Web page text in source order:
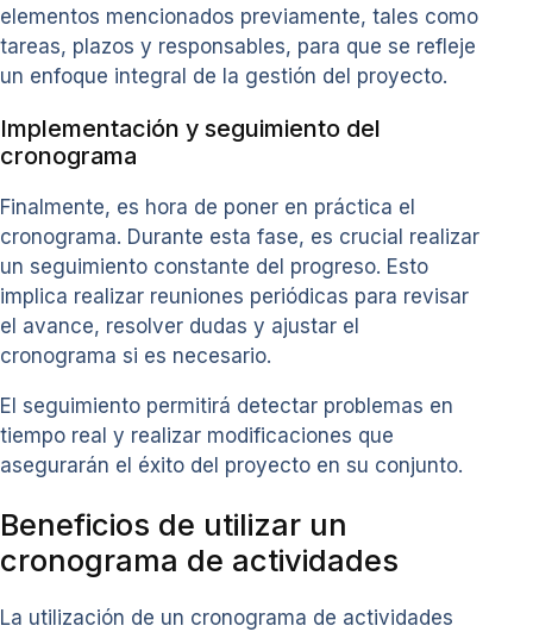
elementos mencionados previamente, tales como
tareas, plazos y responsables, para que se refleje
un enfoque integral de la gestión del proyecto.
Implementación y seguimiento del
cronograma
Finalmente, es hora de poner en práctica el
cronograma. Durante esta fase, es crucial realizar
un seguimiento constante del progreso. Esto
implica realizar reuniones periódicas para revisar
el avance, resolver dudas y ajustar el
cronograma si es necesario.
El seguimiento permitirá detectar problemas en
tiempo real y realizar modificaciones que
asegurarán el éxito del proyecto en su conjunto.
Beneficios de utilizar un
cronograma de actividades
La utilización de un cronograma de actividades